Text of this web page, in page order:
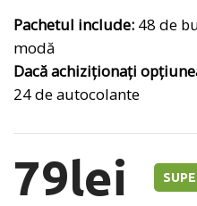
Pachetul include: 48 de
modă
Dacă achiziționați
24 de autocolante
79lei